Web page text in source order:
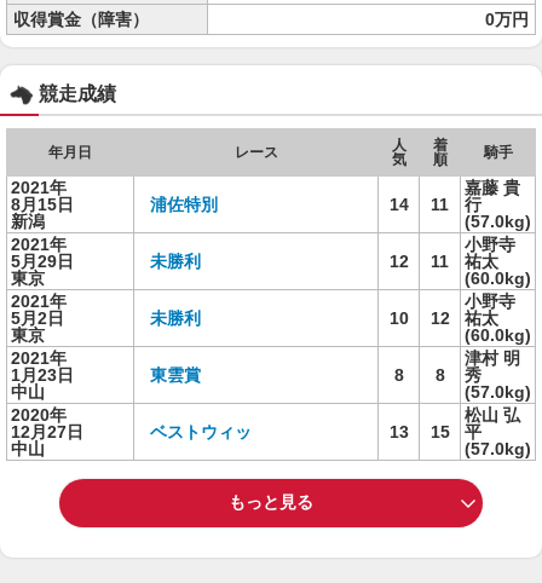
収得賞金（障害）
0万円
競走成績
年月日 レース
人
気
着
順
騎手
2021年
8月15日
新潟
浦佐特別 14 11
嘉藤 貴
行
(57.0kg)
2021年
5月29日
東京
未勝利 12 11
小野寺
祐太
(60.0kg)
2021年
5月2日
東京
未勝利 10 12
小野寺
祐太
(60.0kg)
2021年
1月23日
中山
東雲賞 8 8
津村 明
秀
(57.0kg)
2020年
12月27日
中山
ベストウィッ 13 15
松山 弘
平
(57.0kg)
もっと見る